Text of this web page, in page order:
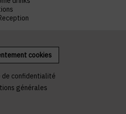
cookies
de confidentialité
générales